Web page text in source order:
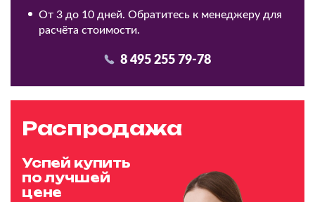
От 3 до 10 дней. Обратитесь к менеджеру для
расчёта стоимости.
8 495 255 79-78
Распродажа
Успей купить
по лучшей
цене